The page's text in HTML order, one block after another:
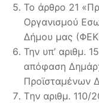
Το άρθρο 21
Οργανισμού
Δήμου μας
Την υπ’ αριθμ.
απόφαση
Προϊσταμένων
Tην αριθμ.